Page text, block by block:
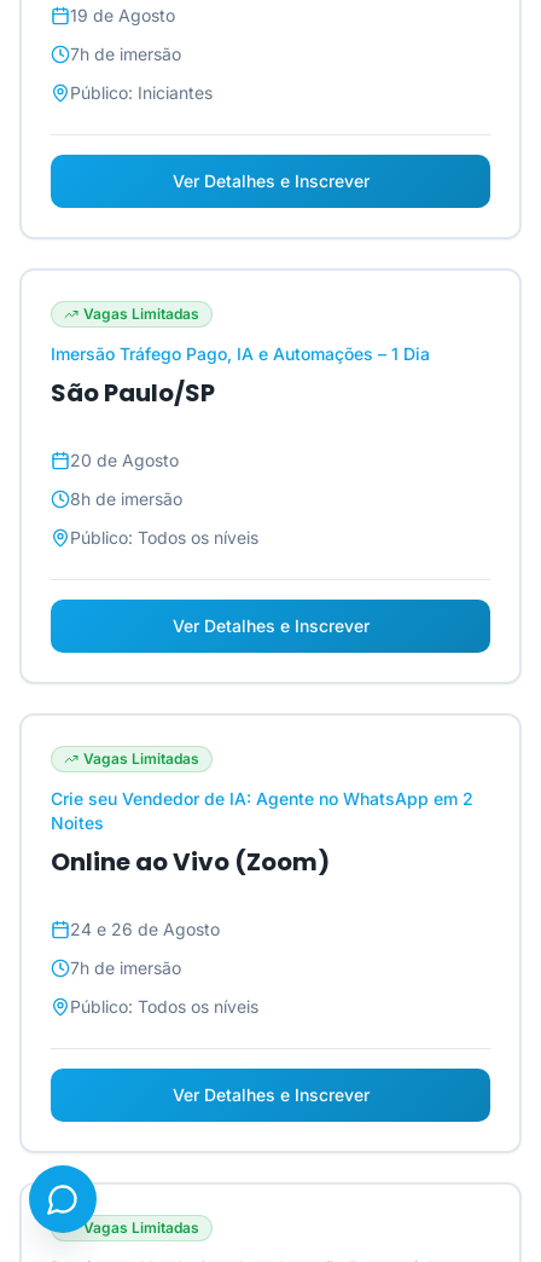
19 de Agosto
7h de imersão
Público: Iniciantes
Ver Detalhes e Inscrever
Vagas Limitadas
Imersão Tráfego Pago, IA e Automações – 1 Dia
São Paulo/SP
20 de Agosto
8h de imersão
Público: Todos os níveis
Ver Detalhes e Inscrever
Vagas Limitadas
Crie seu Vendedor de IA: Agente no WhatsApp em 2
Noites
Online ao Vivo (Zoom)
24 e 26 de Agosto
7h de imersão
Público: Todos os níveis
Ver Detalhes e Inscrever
Vagas Limitadas